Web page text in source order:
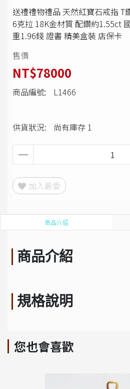
送禮禮物禮品 天然紅寶石戒指 T
6克拉 18K金材質 配鑽約1.55ct
重1.96錢 證書 精美盒裝 店保卡
售價
NT$78000
商品編號: L1466
供貨狀況: 尚有庫存 1
加入最愛
商品介紹
商品介紹
規格說明
您也會喜歡